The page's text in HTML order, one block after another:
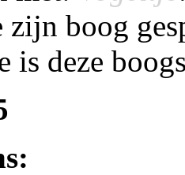
zijn boog
is deze